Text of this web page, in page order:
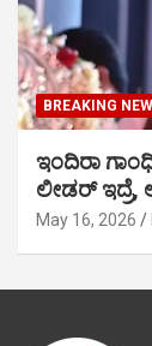
BREAKING
ಇಂದಿರಾ
ಲೀಡರ್ ಇದ್ರೆ,
May 16, 2026